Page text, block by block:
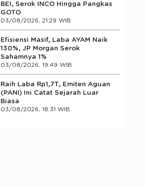
BEI, Serok INCO Hingga Pangkas
GOTO
03/08/2026, 21:29 WIB
Efisiensi Masif, Laba AYAM Naik
130%, JP Morgan Serok
Sahamnya 1%
03/08/2026, 19:49 WIB
Raih Laba Rp1,7T, Emiten Aguan
(PANI) Ini Catat Sejarah Luar
Biasa
03/08/2026, 18:31 WIB